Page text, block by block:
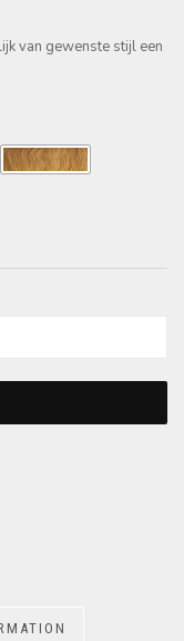
van gewenste stijl een